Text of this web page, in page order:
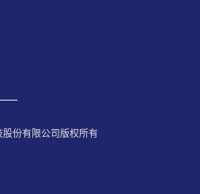
份有限公司版权所有